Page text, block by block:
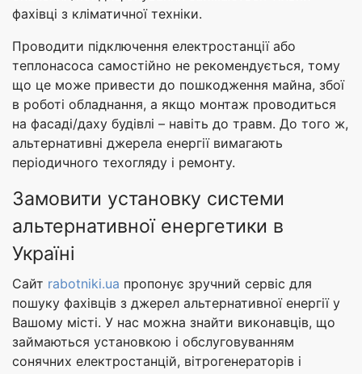
фахівці з кліматичної техніки.
Проводити підключення електростанції або
теплонасоса самостійно не рекомендується, тому
що це може привести до пошкодження майна, збої
в роботі обладнання, а якщо монтаж проводиться
на фасаді/даху будівлі – навіть до травм. До того ж,
альтернативні джерела енергії вимагають
періодичного техогляду і ремонту.
Замовити установку системи
альтернативної енергетики в
Україні
Сайт rabotniki.ua пропонує зручний сервіс для
пошуку фахівців з джерел альтернативної енергії у
Вашому місті. У нас можна знайти виконавців, що
займаються установкою і обслуговуванням
сонячних електростанцій, вітрогенераторів і